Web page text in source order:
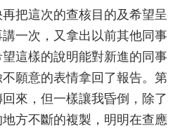
把這次的查核目的及希望呈
一次，又拿出以前其他同事
這樣的說明能對新進的同事
願意的表情拿回了報告。第
來，但一樣讓我昏倒，除了
方不斷的複製，明明在查應